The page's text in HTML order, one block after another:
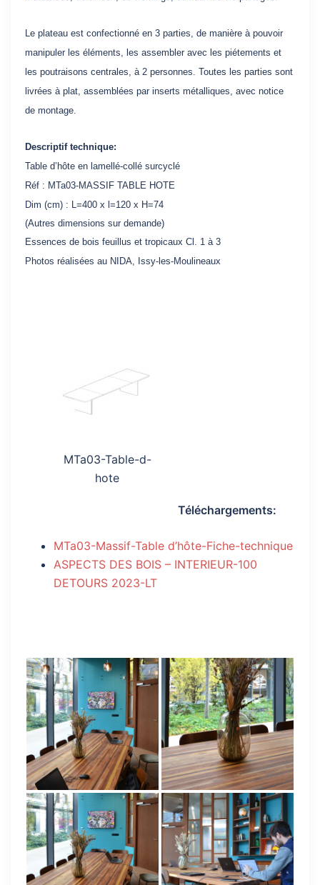
Le plateau est confectionné en 3 parties, de manière à pouvoir
manipuler les éléments, les assembler avec les piétements et
les poutraisons centrales, à 2 personnes. Toutes les parties sont
livrées à plat, assemblées par inserts métalliques, avec notice
de montage.
Descriptif technique:
Table d’hôte en lamellé-collé surcyclé
Réf : MTa03-MASSIF TABLE HOTE
Dim (cm) : L=400 x l=120 x H=74
(Autres dimensions sur demande)
Essences de bois feuillus et tropicaux Cl. 1 à 3
Photos réalisées au NIDA, Issy-les-Moulineaux
MTa03-Table-d-
hote
Téléchargements:
MTa03-Massif-Table d’hôte-Fiche-technique
ASPECTS DES BOIS – INTERIEUR-100
DETOURS 2023-LT